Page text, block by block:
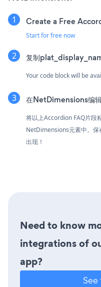
Create a Free
Start for free now
复制
Your code block will be
在NetDimensions编
将以上Accordion FAQ片段
NetDimensions元素中。保
出现！
Need to know
integrations of
app?